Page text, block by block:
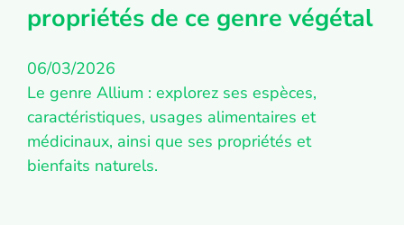
propriétés de ce genre végétal
06/03/2026
Le genre Allium : explorez ses espèces,
caractéristiques, usages alimentaires et
médicinaux, ainsi que ses propriétés et
bienfaits naturels.